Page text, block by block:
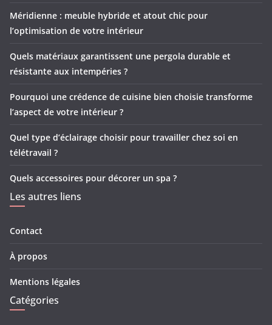
Méridienne : meuble hybride et atout chic pour
l’optimisation de votre intérieur
Quels matériaux garantissent une pergola durable et
résistante aux intempéries ?
Pourquoi une crédence de cuisine bien choisie transforme
l’aspect de votre intérieur ?
Quel type d’éclairage choisir pour travailler chez soi en
télétravail ?
Quels accessoires pour décorer un spa ?
Les autres liens
Contact
À propos
Mentions légales
Catégories